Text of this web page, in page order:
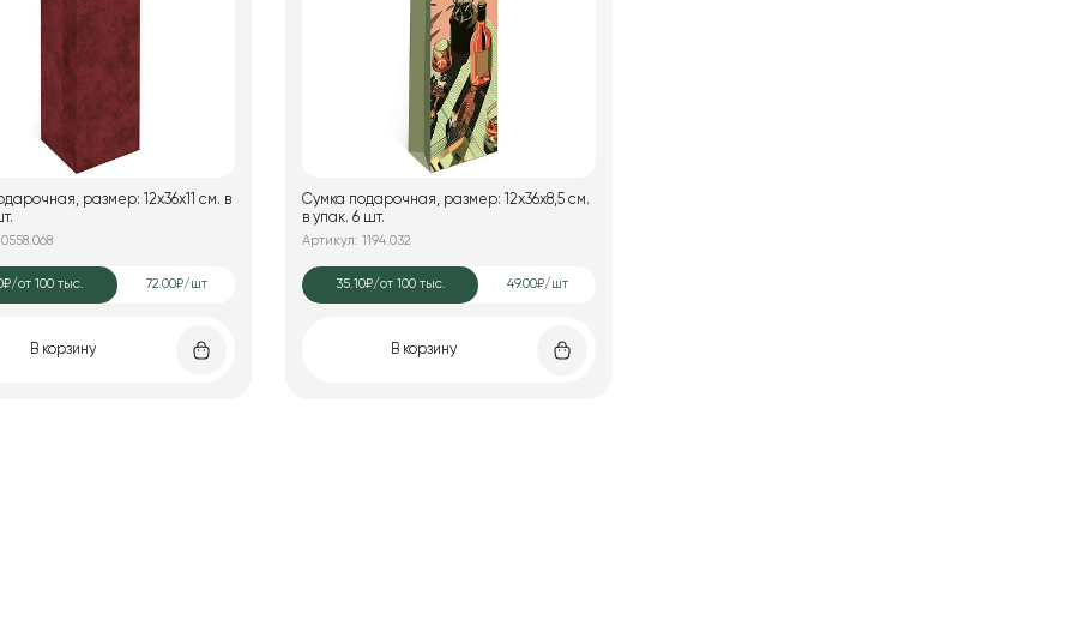
размер: 12х36х11 см. в
/от 100 тыс. 72.00₽/шт
В корзину
Сумка подарочная, размер: 12х36х8,5 см.
в упак. 6 шт.
Артикул: 1194.032
35.10₽/от 100 тыс. 49.00₽/шт
В корзину